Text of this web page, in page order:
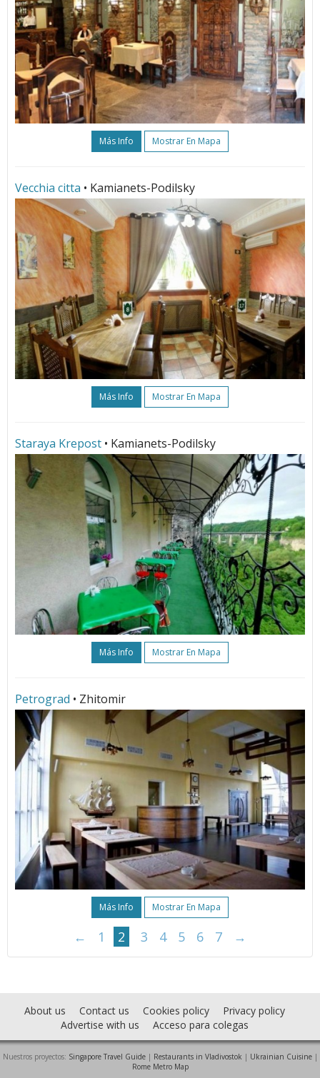
Más Info Mostrar En Mapa
Vecchia citta • Kamianets-Podilsky
Más Info Mostrar En Mapa
Staraya Krepost • Kamianets-Podilsky
Más Info Mostrar En Mapa
Petrograd • Zhitomir
Más Info Mostrar En Mapa
← 1 2 3 4 5 6 7 →
About us Contact us Cookies policy
Privacy policy
Advertise with us
Acceso para colegas
Nuestros proyectos: Singapore Travel Guide| Restaurants in Vladivostok | Ukrainian Cuisine|
Rome Metro Map